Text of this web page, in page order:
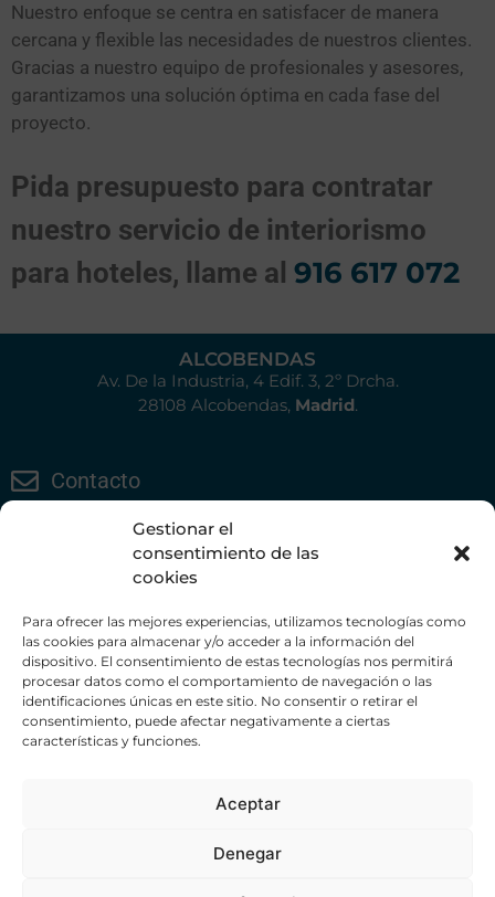
Gestionar el
consentimiento de las
cookies
Para ofrecer las mejores experiencias, utilizamos tecnologías como
las cookies para almacenar y/o acceder a la información del
dispositivo. El consentimiento de estas tecnologías nos permitirá
procesar datos como el comportamiento de navegación o las
identificaciones únicas en este sitio. No consentir o retirar el
consentimiento, puede afectar negativamente a ciertas
características y funciones.
Aceptar
Denegar
Nuestro enfoque se centra en satisfacer de manera
cercana y flexible las necesidades de nuestros clientes.
Gracias a nuestro equipo de profesionales y asesores,
garantizamos una solución óptima en cada fase del
proyecto.
Pida presupuesto para contratar
nuestro servicio de interiorismo
para hoteles, llame al 916 617 072
ALCOBENDAS
Av. De la Industria, 4 Edif. 3, 2º Drcha.
28108 Alcobendas, Madrid.
Contacto
Valoraciones
Partners
916 617 072
info@ceciliacaro.com
Aviso legal